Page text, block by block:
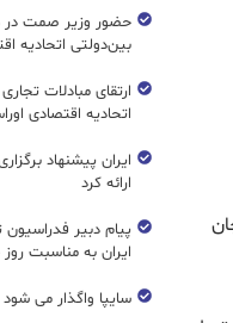
حضور وزیر صمت
بین‌دولتی اتحادیه
ارتقای مبادلات
اتحادیه اقتصادی
ایران پیشنهاد
ارائه کرد
پیام دبیر
ایران به مناسبت روز
سایپا واگذار می شود